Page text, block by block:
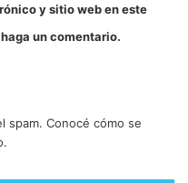
y sitio web en este
un comentario.
spam. Conocé cómo se